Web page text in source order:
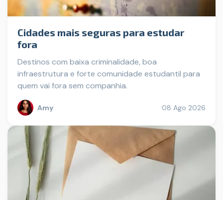
Cidades mais seguras para estudar
fora
Destinos com baixa criminalidade, boa
infraestrutura e forte comunidade estudantil para
quem vai fora sem companhia.
Amy 08 Ago 2026